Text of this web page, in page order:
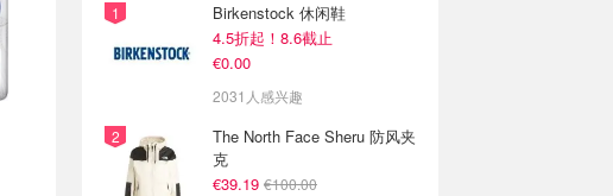
Birkenstock 休闲鞋
4.5折起！8.6截止
€0.00
2031人感兴趣
The North Face Sheru 防风夹
克
€39.19 €100.00